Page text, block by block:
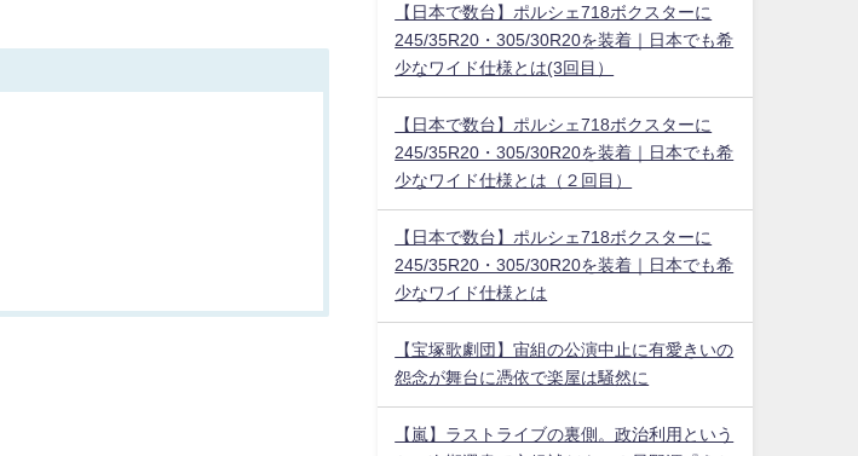
【日本で数台】ポルシェ718ボクスターに
245/35R20・305/30R20を装着｜日本でも希
少なワイド仕様とは(3回目）
【日本で数台】ポルシェ718ボクスターに
245/35R20・305/30R20を装着｜日本でも希
少なワイド仕様とは（２回目）
【日本で数台】ポルシェ718ボクスターに
245/35R20・305/30R20を装着｜日本でも希
少なワイド仕様とは
【宝塚歌劇団】宙組の公演中止に有愛きいの
怨念が舞台に憑依で楽屋は騒然に
【嵐】ラストライブの裏側。政治利用という